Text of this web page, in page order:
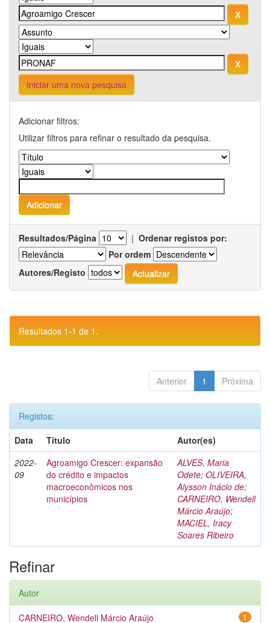
Iniciar uma nova pesquisa
Adicionar filtros:
Utilizar filtros para refinar o resultado da pesquisa.
Resultados/Página | Ordenar registos por:
Por ordem
Autores/Registo
Resultados 1-1 de 1.
Anterior 1 Próxima
Registos:
Data
Título
Autor(es)
2022-
09
Agroamigo Crescer: expansão
do crédito e impactos
macroeconômicos nos
municípios
ALVES, Maria
Odete; OLIVEIRA,
Alysson Inácio de;
CARNEIRO, Wendell
Márcio Araújo;
MACIEL, Iracy
Soares Ribeiro
Refinar
Autor
1
CARNEIRO, Wendell Márcio Araújo